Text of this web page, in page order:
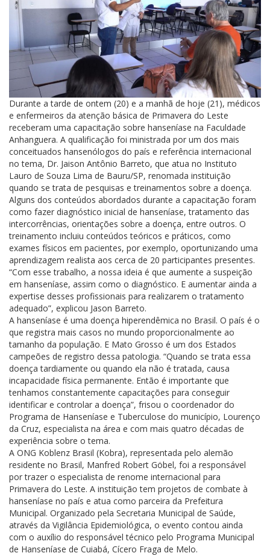
Durante a tarde de ontem (20) e a manhã de hoje (21), médicos
e enfermeiros da atenção básica de Primavera do Leste
receberam uma capacitação sobre hanseníase na Faculdade
Anhanguera. A qualificação foi ministrada por um dos mais
conceituados hansenólogos do país e referência internacional
no tema, Dr. Jaison Antônio Barreto, que atua no Instituto
Lauro de Souza Lima de Bauru/SP, renomada instituição
quando se trata de pesquisas e treinamentos sobre a doença.
Alguns dos conteúdos abordados durante a capacitação foram
como fazer diagnóstico inicial de hanseníase, tratamento das
intercorrências, orientações sobre a doença, entre outros. O
treinamento incluiu conteúdos teóricos e práticos, como
exames físicos em pacientes, por exemplo, oportunizando uma
aprendizagem realista aos cerca de 20 participantes presentes.
“Com esse trabalho, a nossa ideia é que aumente a suspeição
em hanseníase, assim como o diagnóstico. E aumentar ainda a
expertise desses profissionais para realizarem o tratamento
adequado”, explicou Jason Barreto.
A hanseníase é uma doença hiperendêmica no Brasil. O país é o
que registra mais casos no mundo proporcionalmente ao
tamanho da população. E Mato Grosso é um dos Estados
campeões de registro dessa patologia. “Quando se trata essa
doença tardiamente ou quando ela não é tratada, causa
incapacidade física permanente. Então é importante que
tenhamos constantemente capacitações para conseguir
identificar e controlar a doença”, frisou o coordenador do
Programa de Hanseníase e Tuberculose do município, Lourenço
da Cruz, especialista na área e com mais quatro décadas de
experiência sobre o tema.
A ONG Koblenz Brasil (Kobra), representada pelo alemão
residente no Brasil, Manfred Robert Göbel, foi a responsável
por trazer o especialista de renome internacional para
Primavera do Leste. A instituição tem projetos de combate à
hanseníase no país e atua como parceira da Prefeitura
Municipal. Organizado pela Secretaria Municipal de Saúde,
através da Vigilância Epidemiológica, o evento contou ainda
com o auxílio do responsável técnico pelo Programa Municipal
de Hanseníase de Cuiabá, Cícero Fraga de Melo.